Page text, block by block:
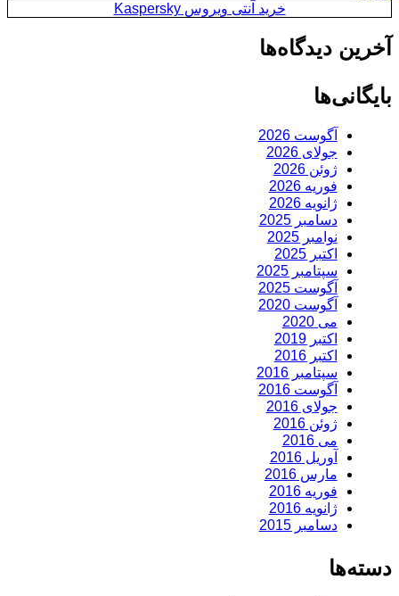
خرید آنتی ویروس Kaspersky
آخرین دیدگاه‌ها
بایگانی‌ها
آگوست 2026
جولای 2026
ژوئن 2026
فوریه 2026
ژانویه 2026
دسامبر 2025
نوامبر 2025
اکتبر 2025
سپتامبر 2025
آگوست 2025
آگوست 2020
می 2020
اکتبر 2019
اکتبر 2016
سپتامبر 2016
آگوست 2016
جولای 2016
ژوئن 2016
می 2016
آوریل 2016
مارس 2016
فوریه 2016
ژانویه 2016
دسامبر 2015
دسته‌ها